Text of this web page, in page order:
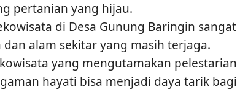
pertanian yang hijau.
di Desa Gunung Baringin sangat
alam sekitar yang masih terjaga.
yang mengutamakan pelestarian
hayati bisa menjadi daya tarik bagi